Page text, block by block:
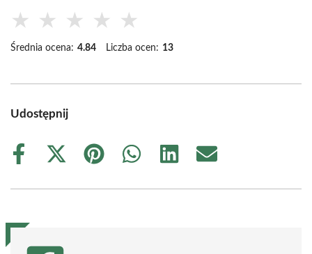
★ ★ ★ ★ ★
Średnia ocena: 4.84 Liczba ocen: 13
Udostępnij
Share
Share
(Twitter)
Share
Share
Share
Share